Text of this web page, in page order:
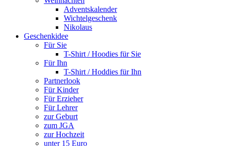
Adventskalender
Wichtelgeschenk
Nikolaus
Geschenkidee
Für Sie
T-Shirt / Hoodies für Sie
Für Ihn
T-Shirt / Hoddies für Ihn
Partnerlook
Für Kinder
Für Erzieher
Für Lehrer
zur Geburt
zum JGA
zur Hochzeit
unter 15 Euro